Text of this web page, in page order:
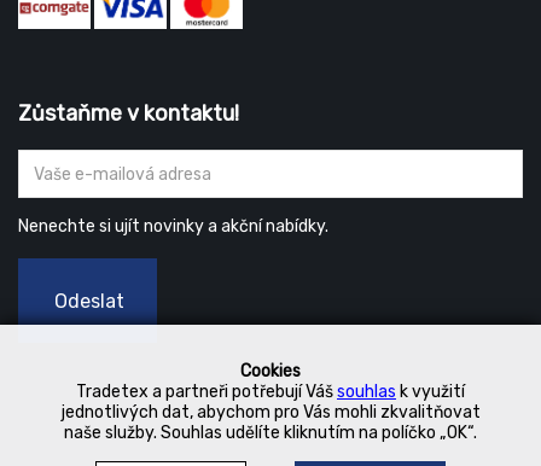
Cookies
Tradetex a partneři potřebují Vášsouhlas k využití
jednotlivých dat, abychom pro Vás mohli zkvalitňovat
naše služby. Souhlas udělíte kliknutím na políčko „OK“.
Zůstaňme v kontaktu!
Nenechte si ujít novinky a akční nabídky.
Odeslat